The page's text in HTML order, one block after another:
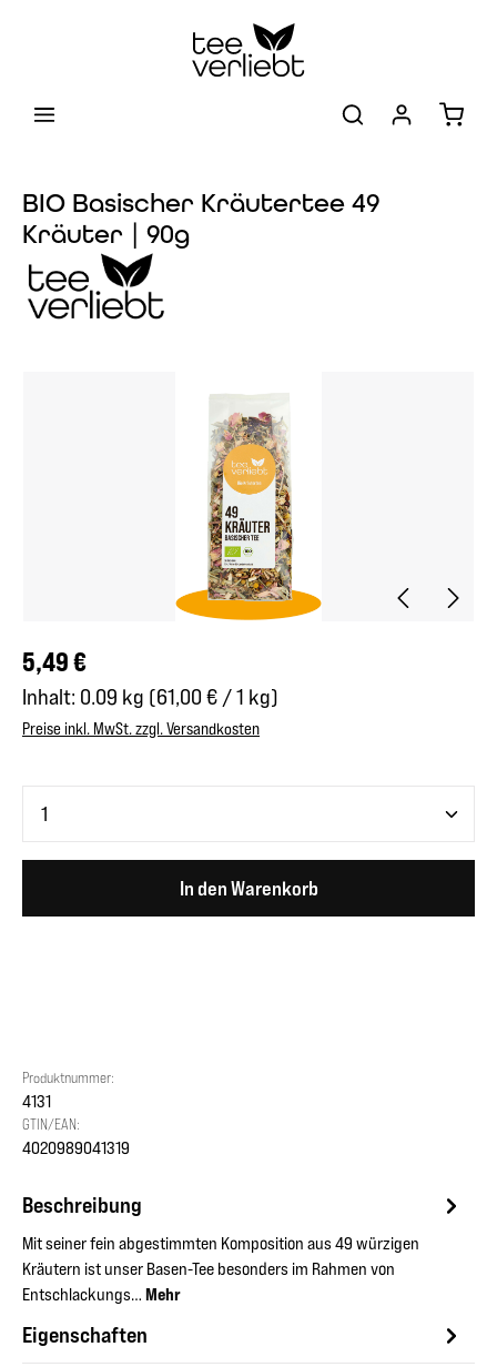
BIO Basischer Kräutertee 49
Kräuter | 90g
Regulärer Preis:
5,49 €
Inhalt: 0.09 kg (61,00 € / 1 kg)
Preise inkl. MwSt. zzgl. Versandkosten
In den Warenkorb
Produktnummer:
4131
GTIN/EAN:
4020989041319
Beschreibung
Mit seiner fein abgestimmten Komposition aus 49 würzigen
Kräutern ist unser Basen-Tee besonders im Rahmen von
Entschlackungs… Mehr
Eigenschaften